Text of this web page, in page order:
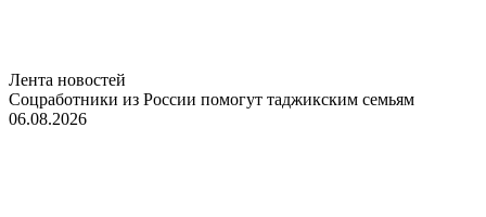
Лента новостей
Соцработники из России помогут таджикским семьям
06.08.2026